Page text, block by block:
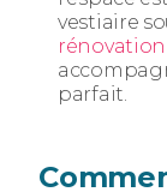
vestiaire
parfait.